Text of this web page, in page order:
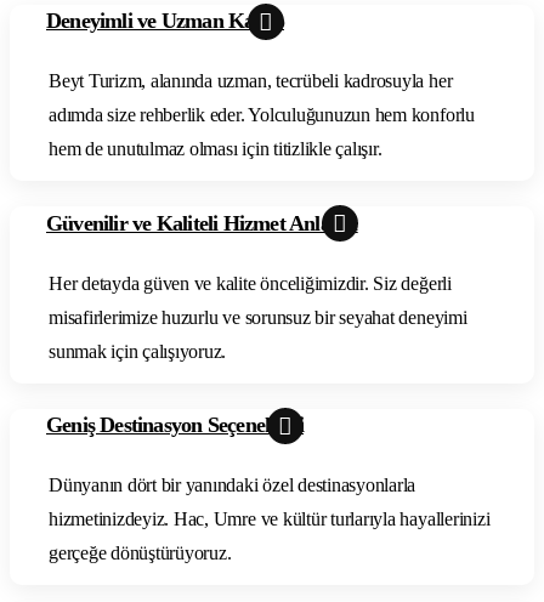
Deneyimli ve Uzman Kadro
Beyt Turizm, alanında uzman, tecrübeli kadrosuyla her
adımda size rehberlik eder. Yolculuğunuzun hem konforlu
hem de unutulmaz olması için titizlikle çalışır.
Güvenilir ve Kaliteli Hizmet Anlayışı
Her detayda güven ve kalite önceliğimizdir. Siz değerli
misafirlerimize huzurlu ve sorunsuz bir seyahat deneyimi
sunmak için çalışıyoruz.
Geniş Destinasyon Seçenekleri
Dünyanın dört bir yanındaki özel destinasyonlarla
hizmetinizdeyiz. Hac, Umre ve kültür turlarıyla hayallerinizi
gerçeğe dönüştürüyoruz.